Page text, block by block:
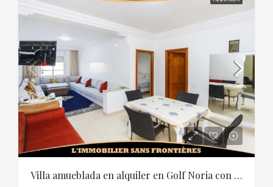
Villa amueblada en alquiler en Golf Noria con piscina privada